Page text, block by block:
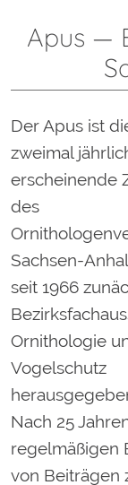
Apus —
Der Apus ist
zweimal
erscheinende
des
Sachsen-
seit 1966
Ornithologie
Vogelschutz
Nach 25
regelmäßigen
von Beiträgen